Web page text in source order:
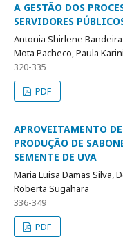
A GESTÃO DOS
SERVIDORES
Antonia Shirlene
Mota Pacheco, Paula
320-335
PDF
APROVEITAMENTO
PRODUÇÃO DE
SEMENTE DE UVA
Maria Luisa Damas Silva,
Roberta Sugahara
336-349
PDF